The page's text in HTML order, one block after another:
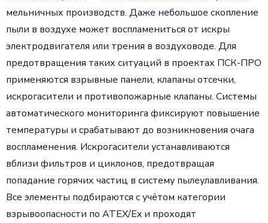
мельничных производств. Даже небольшое скопление
пыли в воздухе может воспламениться от искры
электродвигателя или трения в воздуховоде. Для
предотвращения таких ситуаций в проектах ПСК-ПРО
применяются взрывные панели, клапаны отсечки,
искрогасители и противопожарные клапаны. Системы
автоматического мониторинга фиксируют повышение
температуры и срабатывают до возникновения очага
воспламенения. Искрогасители устанавливаются
вблизи фильтров и циклонов, предотвращая
попадание горячих частиц в систему пылеулавливания.
Все элементы подбираются с учётом категории
взрывоопасности по ATEX/Ex и проходят